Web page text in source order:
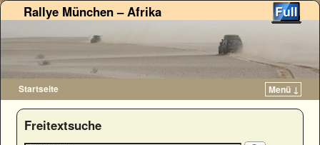
Rallye München – Afrika
Startseite Menü ↓
Zum Inhalt wechseln
Zum sekundären Inhalt wechseln
Freitextsuche